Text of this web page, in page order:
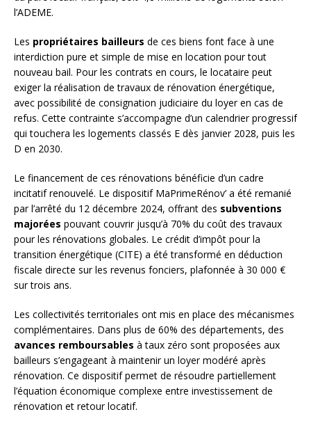
l’ADEME.
Les propriétaires bailleurs de ces biens font face à une
interdiction pure et simple de mise en location pour tout
nouveau bail. Pour les contrats en cours, le locataire peut
exiger la réalisation de travaux de rénovation énergétique,
avec possibilité de consignation judiciaire du loyer en cas de
refus. Cette contrainte s’accompagne d’un calendrier progressif
qui touchera les logements classés E dès janvier 2028, puis les
D en 2030.
Le financement de ces rénovations bénéficie d’un cadre
incitatif renouvelé. Le dispositif MaPrimeRénov’ a été remanié
par l’arrêté du 12 décembre 2024, offrant des subventions
majorées pouvant couvrir jusqu’à 70% du coût des travaux
pour les rénovations globales. Le crédit d’impôt pour la
transition énergétique (CITE) a été transformé en déduction
fiscale directe sur les revenus fonciers, plafonnée à 30 000 €
sur trois ans.
Les collectivités territoriales ont mis en place des mécanismes
complémentaires. Dans plus de 60% des départements, des
avances remboursables à taux zéro sont proposées aux
bailleurs s’engageant à maintenir un loyer modéré après
rénovation. Ce dispositif permet de résoudre partiellement
l’équation économique complexe entre investissement de
rénovation et retour locatif.